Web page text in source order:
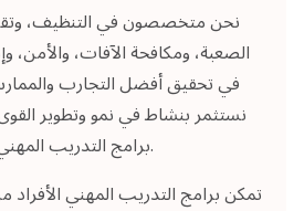
نحن متخصصون في التنظيف،
الصعبة، ومكافحة الآفات، والأمن،
في تحقيق أفضل التجارب
نستثمر بنشاط في نمو وتطوير
برامج التدريب المهني وبرامج التعلم الممولة.
تمكن برامج التدريب المهني